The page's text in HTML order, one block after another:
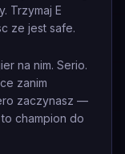
Trzymaj E
ze jest safe.
na nim. Serio.
zanim
zaczynasz —
champion do